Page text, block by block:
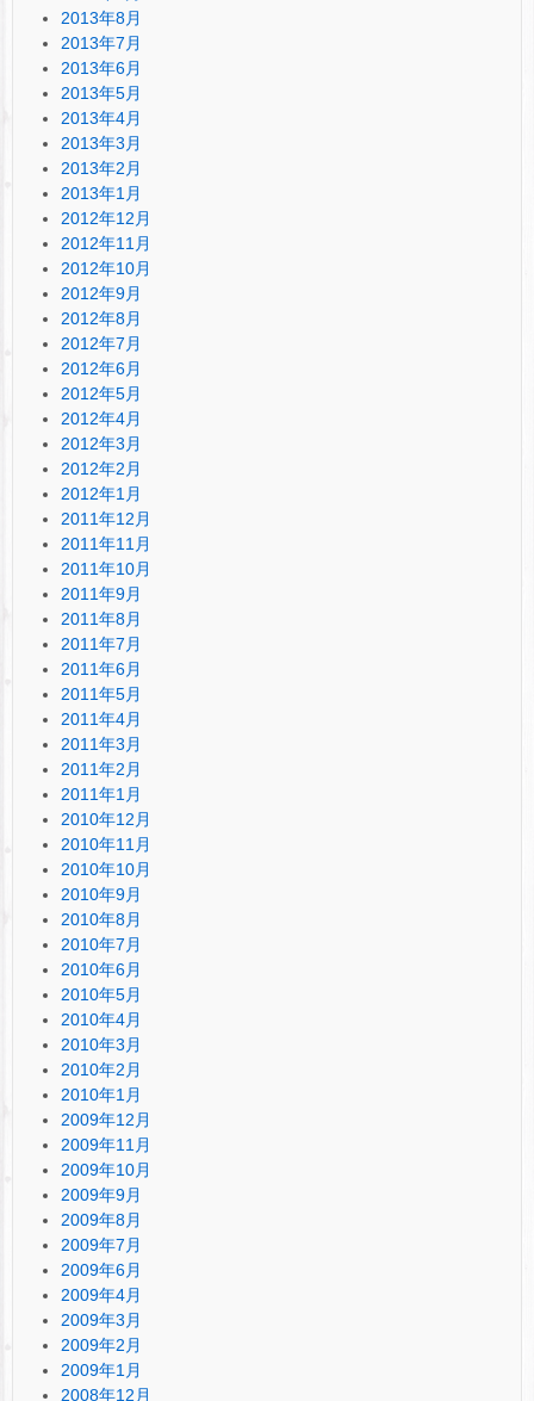
2013年8月
2013年7月
2013年6月
2013年5月
2013年4月
2013年3月
2013年2月
2013年1月
2012年12月
2012年11月
2012年10月
2012年9月
2012年8月
2012年7月
2012年6月
2012年5月
2012年4月
2012年3月
2012年2月
2012年1月
2011年12月
2011年11月
2011年10月
2011年9月
2011年8月
2011年7月
2011年6月
2011年5月
2011年4月
2011年3月
2011年2月
2011年1月
2010年12月
2010年11月
2010年10月
2010年9月
2010年8月
2010年7月
2010年6月
2010年5月
2010年4月
2010年3月
2010年2月
2010年1月
2009年12月
2009年11月
2009年10月
2009年9月
2009年8月
2009年7月
2009年6月
2009年4月
2009年3月
2009年2月
2009年1月
2008年12月